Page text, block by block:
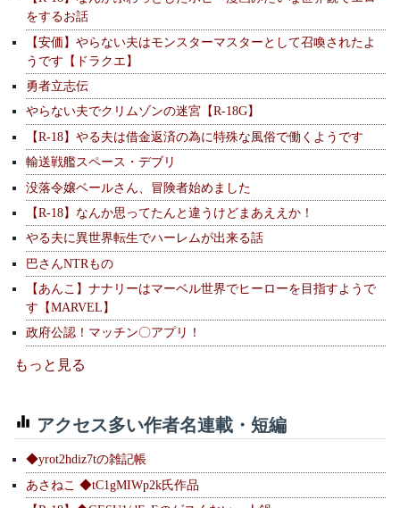
をするお話
【安価】やらない夫はモンスターマスターとして召喚されたよ
うです【ドラクエ】
勇者立志伝
やらない夫でクリムゾンの迷宮【R-18G】
【R-18】やる夫は借金返済の為に特殊な風俗で働くようです
輸送戦艦スペース・デブリ
没落令嬢ベールさん、冒険者始めました
【R-18】なんか思ってたんと違うけどまあええか！
やる夫に異世界転生でハーレムが出来る話
巴さんNTRもの
【あんこ】ナナリーはマーベル世界でヒーローを目指すようで
す【MARVEL】
政府公認！マッチン〇アプリ！
もっと見る
アクセス多い作者名連載・短編
◆yrot2hdiz7tの雑記帳
あさねこ ◆tC1gMIWp2k氏作品